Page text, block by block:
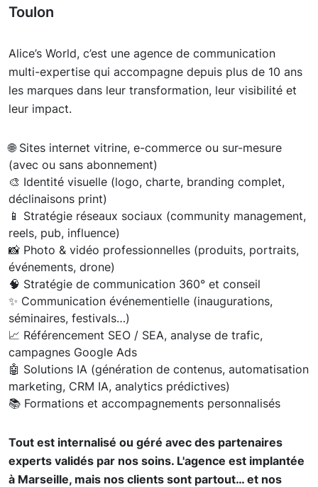
Toulon
Alice’s World, c’est une agence de communication
multi-expertise qui accompagne depuis plus de 10 ans
les marques dans leur transformation, leur visibilité et
leur impact.
🌐 Sites internet vitrine, e-commerce ou sur-mesure
(avec ou sans abonnement)
🎨 Identité visuelle (logo, charte, branding complet,
déclinaisons print)
📱 Stratégie réseaux sociaux (community management,
reels, pub, influence)
📸 Photo & vidéo professionnelles (produits, portraits,
événements, drone)
🧠 Stratégie de communication 360° et conseil
✨ Communication événementielle (inaugurations,
séminaires, festivals…)
📈 Référencement SEO / SEA, analyse de trafic,
campagnes Google Ads
🤖 Solutions IA (génération de contenus, automatisation
marketing, CRM IA, analytics prédictives)
📚 Formations et accompagnements personnalisés
Tout est internalisé ou géré avec des partenaires
experts validés par nos soins. L'agence est implantée
à Marseille, mais nos clients sont partout… et nos